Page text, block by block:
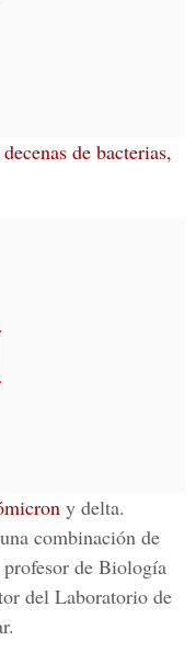
de bacterias,
y delta.
combinación de
de Biología
del Laboratorio de